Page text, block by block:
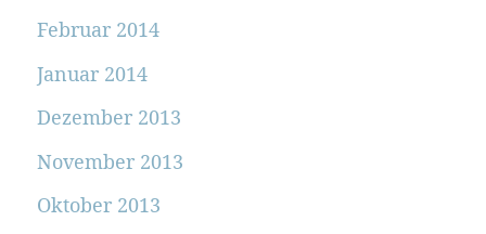
Februar 2014
Januar 2014
Dezember 2013
November 2013
Oktober 2013